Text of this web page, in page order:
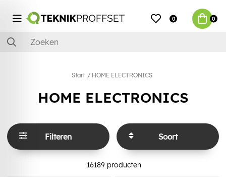
0 0
Start HOME ELECTRONICS
HOME ELECTRONICS
Filteren Soort
16189 producten